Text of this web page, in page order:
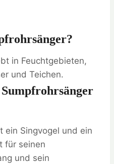
in Feuchtgebieten,
und Teichen.
ein Singvogel und ein
für seinen
und sein